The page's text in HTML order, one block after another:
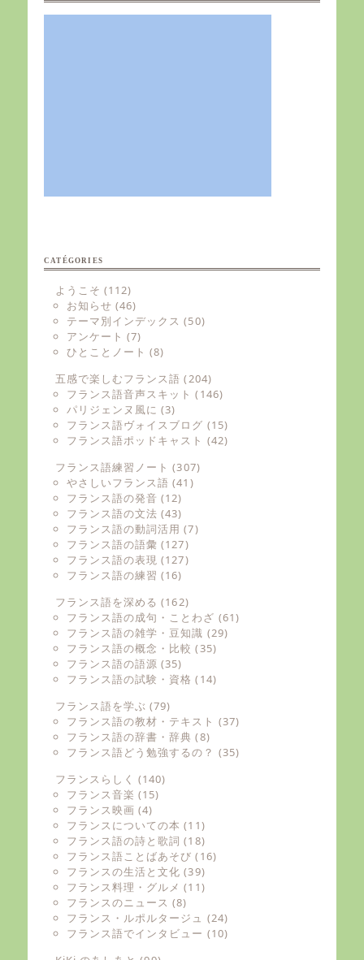
CATÉGORIES
ようこそ (112)
お知らせ (46)
テーマ別インデックス (50)
アンケート (7)
ひとことノート (8)
五感で楽しむフランス語 (204)
フランス語音声スキット (146)
パリジェンヌ風に (3)
フランス語ヴォイスブログ (15)
フランス語ポッドキャスト (42)
フランス語練習ノート (307)
やさしいフランス語 (41)
フランス語の発音 (12)
フランス語の文法 (43)
フランス語の動詞活用 (7)
フランス語の語彙 (127)
フランス語の表現 (127)
フランス語の練習 (16)
フランス語を深める (162)
フランス語の成句・ことわざ (61)
フランス語の雑学・豆知識 (29)
フランス語の概念・比較 (35)
フランス語の語源 (35)
フランス語の試験・資格 (14)
フランス語を学ぶ (79)
フランス語の教材・テキスト (37)
フランス語の辞書・辞典 (8)
フランス語どう勉強するの？ (35)
フランスらしく (140)
フランス音楽 (15)
フランス映画 (4)
フランスについての本 (11)
フランス語の詩と歌詞 (18)
フランス語ことばあそび (16)
フランスの生活と文化 (39)
フランス料理・グルメ (11)
フランスのニュース (8)
フランス・ルポルタージュ (24)
フランス語でインタビュー (10)